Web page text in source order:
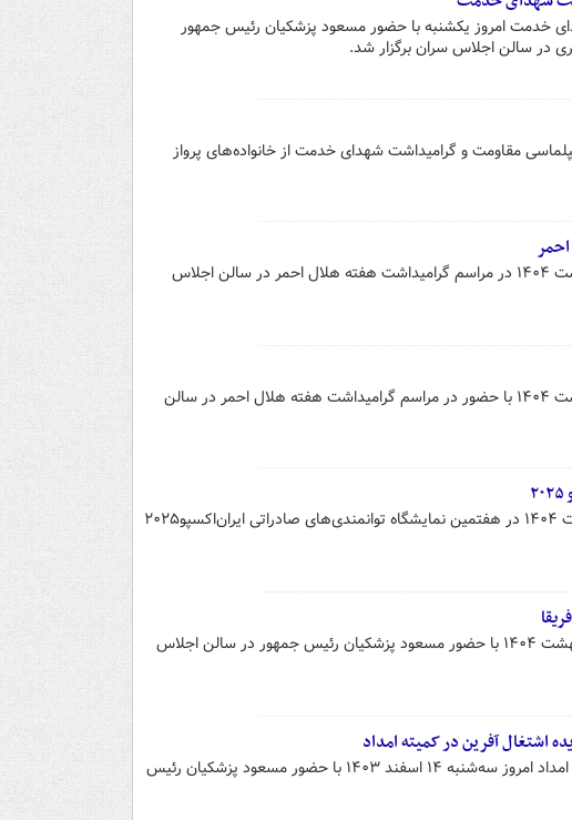
خدمت امروز یکشنبه با حضور مسعود پزشکیان رئیس جمهور
در سالن اجلاس سران برگزار شد.
مقاومت و گرامیداشت شهدای خدمت از خانواده‌های پرواز
مسعود پزشکیان رئیس جمهور امروز دوشنبه ۲۲ اردیبهشت ۱۴۰۴ در مراسم گرامیداشت هفته هلال احمر در سالن اجلاس
مسعود پزشکیان رئیس جمهور امروز دوشنبه ۲۲ اردیبهشت ۱۴۰۴ با حضور در مراسم گرامیداشت هفته هلال احمر در سالن
مسعود پزشکیان رئیس جمهور امروز دوشنبه ۸ اردیبهشت ۱۴۰۴ در هفتمین نمایشگاه توانمندی‌های صادراتی ایران‌اکسپو۲۰۲۵
اجلاس همکاری‌های ایران و افریقا امروز یکشنبه ۷ اردیبهشت ۱۴۰۴ با حضور مسعود پزشکیان رئیس جمهور در سالن اجلاس
اشتغال آفرین در کمیته امداد
آیین تجلیل از طرح‌های برگزیده اشتغال آفرین در کمیته امداد امروز سه‌شنبه ۱۴ اسفند ۱۴۰۳ با حضور مسعود پزشکیان رئیس